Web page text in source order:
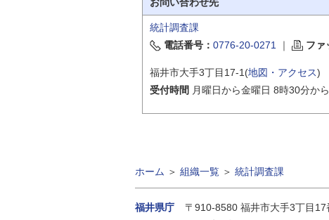
統計調査課
電話番号： 0776-20-0271 ｜ ファ
福井市大手3丁目17-1(地図・アクセス)
受付時間 月曜日から金曜日 8時30分か
ホーム ＞ 組織一覧 ＞ 統計調査課
福井県庁 〒910-8580 福井市大手3丁目17